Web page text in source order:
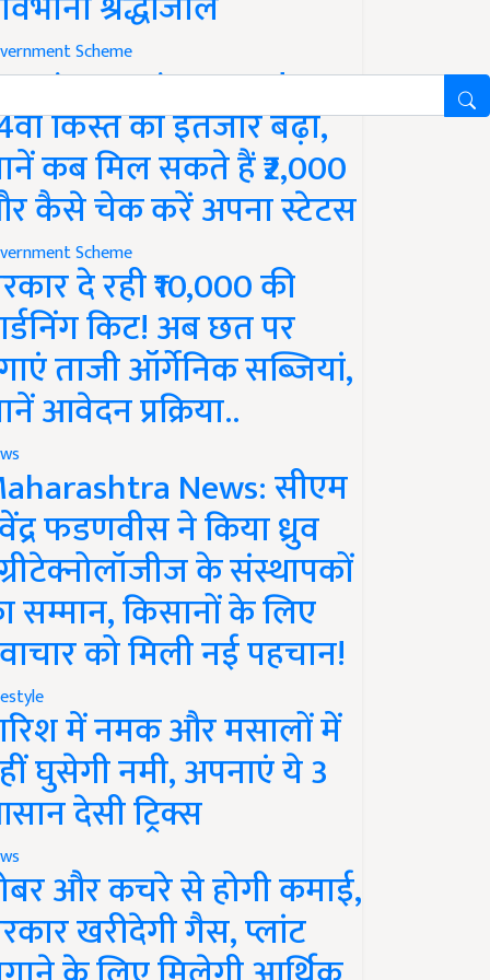
Scheme
Kisan Yojana Update:
किस्त का इंतजार बढ़ा,
कब मिल सकते हैं ₹2,000
कैसे चेक करें अपना स्टेटस
Scheme
दे रही ₹10,000 की
किट! अब छत पर
ताजी ऑर्गेनिक सब्जियां,
आवेदन प्रक्रिया..
News: सीएम
फडणवीस ने किया ध्रुव
के संस्थापकों
सम्मान, किसानों के लिए
को मिली नई पहचान!
में नमक और मसालों में
घुसेगी नमी, अपनाएं ये 3
देसी ट्रिक्स
और कचरे से होगी कमाई,
खरीदेगी गैस, प्लांट